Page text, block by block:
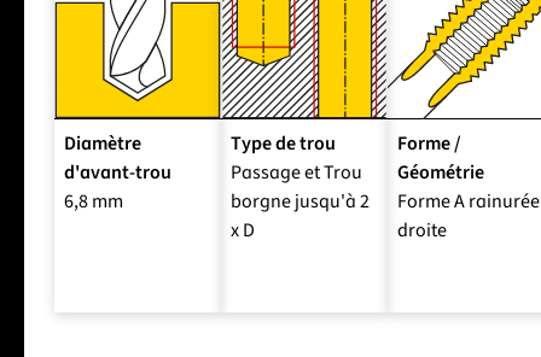
Diamètre
d'avant-trou
6,8 mm
Type de trou
Passage et Trou
borgne jusqu'à 2
x D
Forme /
Géométrie
Forme A rainurée
droite